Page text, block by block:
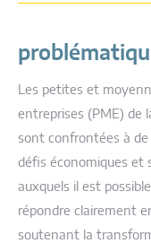
Les petites et
entreprises (PME) de
sont confrontées à de
défis économiques et
auxquels il est
répondre clairement
soutenant la